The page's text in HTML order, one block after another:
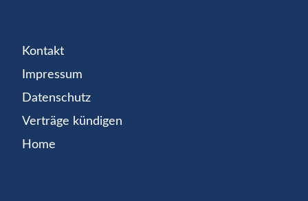
Kontakt
Impressum
Datenschutz
Verträge kündigen
Home